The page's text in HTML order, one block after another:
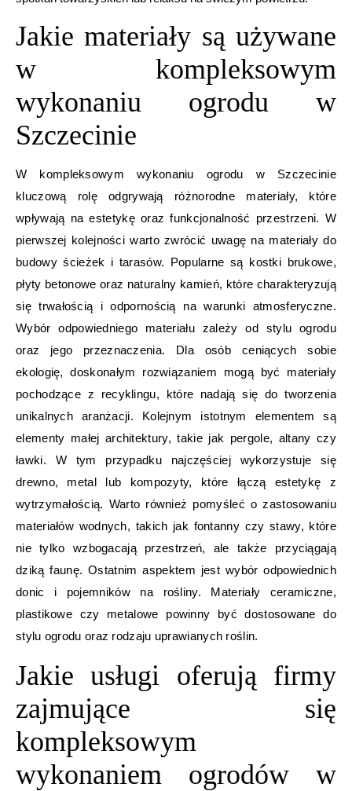
Jakie materiały są używane
w kompleksowym
wykonaniu ogrodu w
Szczecinie
W kompleksowym wykonaniu ogrodu w Szczecinie
kluczową rolę odgrywają różnorodne materiały, które
wpływają na estetykę oraz funkcjonalność przestrzeni. W
pierwszej kolejności warto zwrócić uwagę na materiały do
budowy ścieżek i tarasów. Popularne są kostki brukowe,
płyty betonowe oraz naturalny kamień, które charakteryzują
się trwałością i odpornością na warunki atmosferyczne.
Wybór odpowiedniego materiału zależy od stylu ogrodu
oraz jego przeznaczenia. Dla osób ceniących sobie
ekologię, doskonałym rozwiązaniem mogą być materiały
pochodzące z recyklingu, które nadają się do tworzenia
unikalnych aranżacji. Kolejnym istotnym elementem są
elementy małej architektury, takie jak pergole, altany czy
ławki. W tym przypadku najczęściej wykorzystuje się
drewno, metal lub kompozyty, które łączą estetykę z
wytrzymałością. Warto również pomyśleć o zastosowaniu
materiałów wodnych, takich jak fontanny czy stawy, które
nie tylko wzbogacają przestrzeń, ale także przyciągają
dziką faunę. Ostatnim aspektem jest wybór odpowiednich
donic i pojemników na rośliny. Materiały ceramiczne,
plastikowe czy metalowe powinny być dostosowane do
stylu ogrodu oraz rodzaju uprawianych roślin.
Jakie usługi oferują firmy
zajmujące się
kompleksowym
wykonaniem ogrodów w